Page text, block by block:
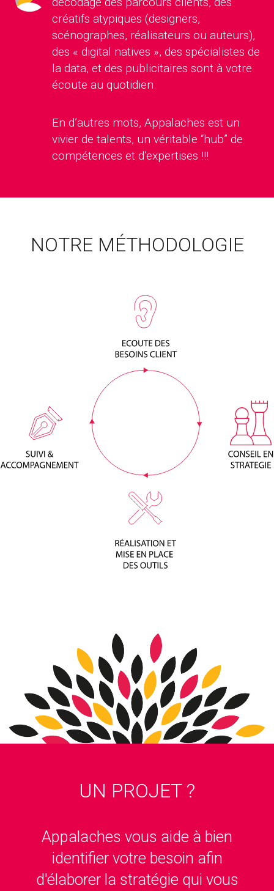
créatifs atypiques (designers,
scénographes, réalisateurs ou auteurs),
des « digital natives », des spécialistes de
la data, et des publicitaires sont à votre
écoute au quotidien.
En d’autres mots, Appalaches est un
vivier de talents, un véritable “hub” de
compétences et d’expertises !!!
NOTRE MÉTHODOLOGIE
UN PROJET ?
Appalaches vous aide à bien
identifier votre besoin afin
d'élaborer la stratégie qui vous